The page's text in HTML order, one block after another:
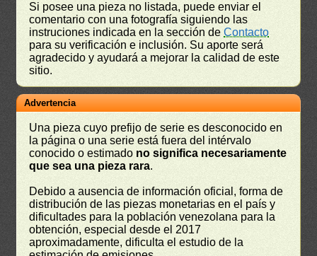
Si posee una pieza no listada, puede enviar el
comentario con una fotografía siguiendo las
instruciones indicada en la sección deContacto
para su verificación e inclusión. Su aporte será
agradecido y ayudará a mejorar la calidad de este
sitio.
Advertencia
Una pieza cuyo prefijo de serie es desconocido en
la página o una serie está fuera del intérvalo
conocido o estimado no significa necesariamente
que sea una pieza rara.
Debido a ausencia de información oficial, forma de
distribución de las piezas monetarias en el país y
dificultades para la población venezolana para la
obtención, especial desde el 2017
aproximadamente, dificulta el estudio de la